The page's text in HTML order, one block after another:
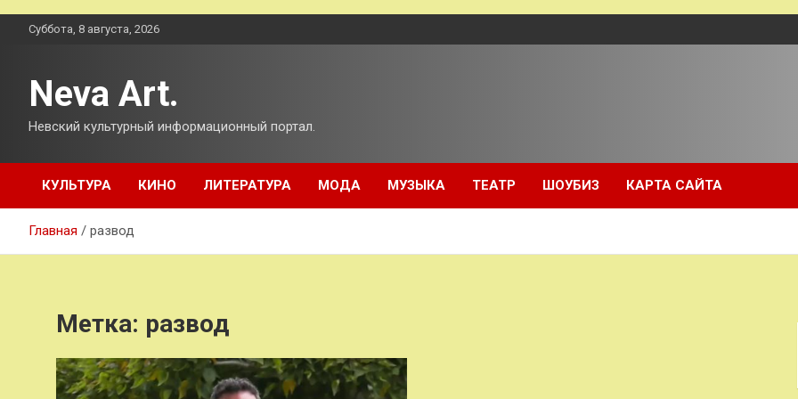
ПерейтиСуббота, 8 августа, 2026
Neva Art.
Невский культурный информационный портал.
КУЛЬТУРА КИНО ЛИТЕРАТУРА МОДА МУЗЫКА ТЕАТР ШОУБИЗ КАРТА САЙТА
Главная развод
Метка: развод